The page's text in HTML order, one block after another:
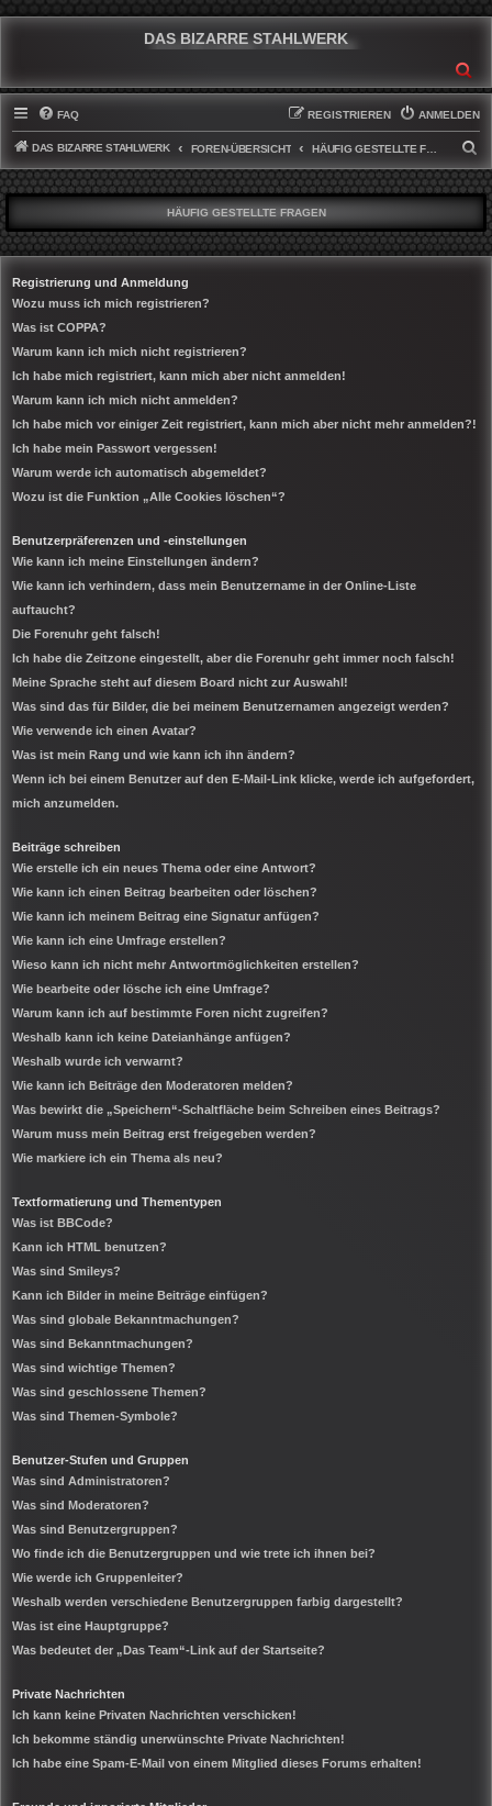
DAS BIZARRE STAHLWERK
FAQ ANMELDEN
REGISTRIEREN
DAS BIZARRE STAHLWERK FOREN-ÜBERSICHT HÄUFIG GESTELLTE FRAGEN
U
C
H
E
HÄUFIG GESTELLTE FRAGEN
Registrierung und Anmeldung
Wozu muss ich mich registrieren?
Was ist COPPA?
Warum kann ich mich nicht registrieren?
Ich habe mich registriert, kann mich aber nicht anmelden!
Warum kann ich mich nicht anmelden?
Ich habe mich vor einiger Zeit registriert, kann mich aber nicht mehr anmelden?!
Ich habe mein Passwort vergessen!
Warum werde ich automatisch abgemeldet?
Wozu ist die Funktion „Alle Cookies löschen“?
Benutzerpräferenzen und -einstellungen
Wie kann ich meine Einstellungen ändern?
Wie kann ich verhindern, dass mein Benutzername in der Online-Liste
auftaucht?
Die Forenuhr geht falsch!
Ich habe die Zeitzone eingestellt, aber die Forenuhr geht immer noch falsch!
Meine Sprache steht auf diesem Board nicht zur Auswahl!
Was sind das für Bilder, die bei meinem Benutzernamen angezeigt werden?
Wie verwende ich einen Avatar?
Was ist mein Rang und wie kann ich ihn ändern?
Wenn ich bei einem Benutzer auf den E-Mail-Link klicke, werde ich aufgefordert,
mich anzumelden.
Beiträge schreiben
Wie erstelle ich ein neues Thema oder eine Antwort?
Wie kann ich einen Beitrag bearbeiten oder löschen?
Wie kann ich meinem Beitrag eine Signatur anfügen?
Wie kann ich eine Umfrage erstellen?
Wieso kann ich nicht mehr Antwortmöglichkeiten erstellen?
Wie bearbeite oder lösche ich eine Umfrage?
Warum kann ich auf bestimmte Foren nicht zugreifen?
Weshalb kann ich keine Dateianhänge anfügen?
Weshalb wurde ich verwarnt?
Wie kann ich Beiträge den Moderatoren melden?
Was bewirkt die „Speichern“-Schaltfläche beim Schreiben eines Beitrags?
Warum muss mein Beitrag erst freigegeben werden?
Wie markiere ich ein Thema als neu?
Textformatierung und Thementypen
Was ist BBCode?
Kann ich HTML benutzen?
Was sind Smileys?
Kann ich Bilder in meine Beiträge einfügen?
Was sind globale Bekanntmachungen?
Was sind Bekanntmachungen?
Was sind wichtige Themen?
Was sind geschlossene Themen?
Was sind Themen-Symbole?
Benutzer-Stufen und Gruppen
Was sind Administratoren?
Was sind Moderatoren?
Was sind Benutzergruppen?
Wo finde ich die Benutzergruppen und wie trete ich ihnen bei?
Wie werde ich Gruppenleiter?
Weshalb werden verschiedene Benutzergruppen farbig dargestellt?
Was ist eine Hauptgruppe?
Was bedeutet der „Das Team“-Link auf der Startseite?
Private Nachrichten
Ich kann keine Privaten Nachrichten verschicken!
Ich bekomme ständig unerwünschte Private Nachrichten!
Ich habe eine Spam-E-Mail von einem Mitglied dieses Forums erhalten!